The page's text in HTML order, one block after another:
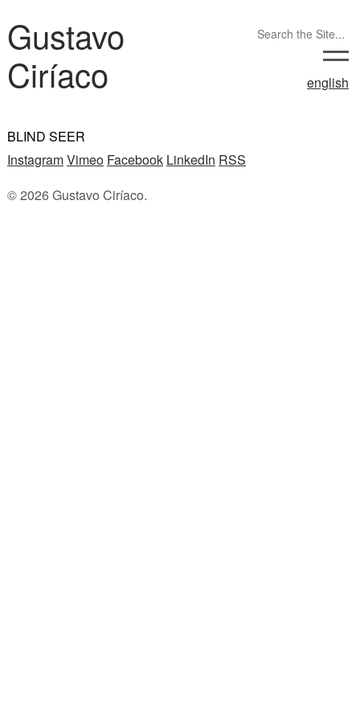
Gustavo
Ciríaco
english
BLIND SEER
InstagramVimeo Facebook LinkedIn RSS
© 2026 Gustavo Ciríaco.